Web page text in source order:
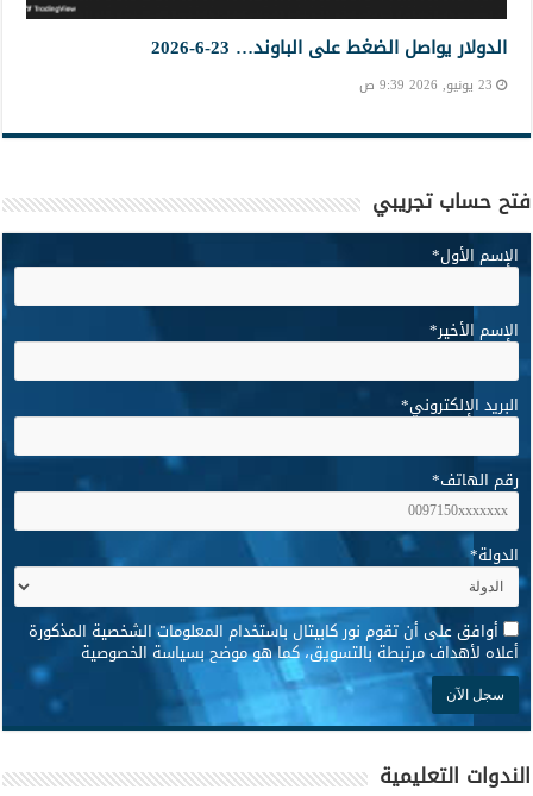
الدولار يواصل الضغط على الباوند… 23-6-2026
23 يونيو, 2026 9:39 ص
فتح حساب تجريبي
الإسم الأول*
الإسم الأخير*
البريد الإلكتروني*
رقم الهاتف*
الدولة*
* أوافق على أن تقوم نور كابيتال باستخدام المعلومات الشخصية المذكورة
أعلاه لأهداف مرتبطة بالتسويق، كما هو موضح بسياسة الخصوصية
الندوات التعليمية